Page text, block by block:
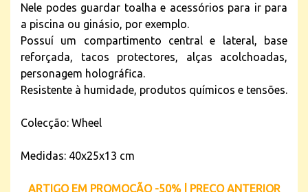
Nele podes guardar toalha e acessórios para ir para
a piscina ou ginásio, por exemplo.
Possuí um compartimento central e lateral, base
reforçada, tacos protectores, alças acolchoadas,
personagem holográfica.
Resistente à humidade, produtos químicos e tensões.
Colecção: Wheel
Medidas: 40x25x13 cm
ARTIGO EM PROMOÇÃO -50% | PREÇO ANTERIOR